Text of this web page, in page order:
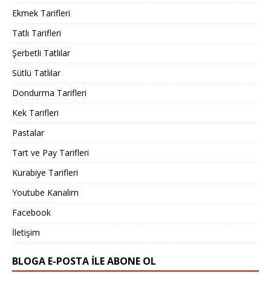
Ekmek Tarifleri
Tatlı Tarifleri
Şerbetli Tatlılar
Sütlü Tatlılar
Dondurma Tarifleri
Kek Tarifleri
Pastalar
Tart ve Pay Tarifleri
Kurabiye Tarifleri
Youtube Kanalım
Facebook
İletişim
BLOGA E-POSTA ILE ABONE OL